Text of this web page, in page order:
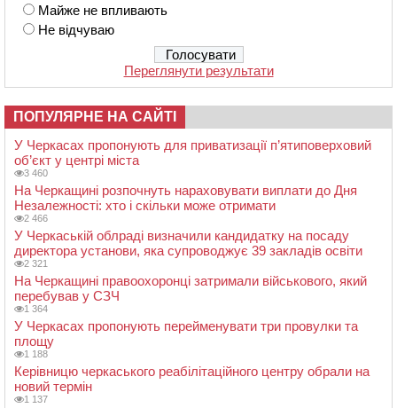
Майже не впливають
Не відчуваю
Переглянути результати
ПОПУЛЯРНЕ НА САЙТІ
У Черкасах пропонують для приватизації п’ятиповерховий
об’єкт у центрі міста
3 460
На Черкащині розпочнуть нараховувати виплати до Дня
Незалежності: хто і скільки може отримати
2 466
У Черкаській облраді визначили кандидатку на посаду
директора установи, яка супроводжує 39 закладів освіти
2 321
На Черкащині правоохоронці затримали військового, який
перебував у СЗЧ
1 364
У Черкасах пропонують перейменувати три провулки та
площу
1 188
Керівницю черкаського реабілітаційного центру обрали на
новий термін
1 137